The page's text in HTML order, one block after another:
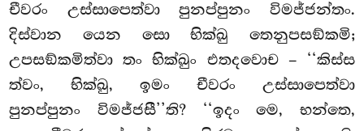
චීවරං උස්සාපෙත්වා පුනප්පුනං විමජ්ජන්තං.
දිස්වාන යෙන සො භික්ඛු තෙනුපසඞ්කමි;
උපසඞ්කමිත්වා තං භික්ඛුං එතදවොච – ‘‘කිස්ස
ත්වං, භික්ඛු, ඉමං චීවරං උස්සාපෙත්වා
පුනප්පුනං විමජ්ජසී’’ති? ‘‘ඉදං මෙ, භන්තෙ,